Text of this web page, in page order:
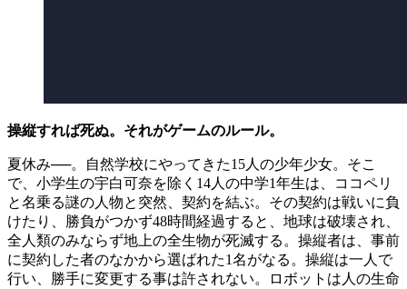
操縦すれば死ぬ。それがゲームのルール。
夏休み──。自然学校にやってきた15人の少年少女。そこ
で、小学生の宇白可奈を除く14人の中学1年生は、ココペリ
と名乗る謎の人物と突然、契約を結ぶ。その契約は戦いに負
けたり、勝負がつかず48時間経過すると、地球は破壊され、
全人類のみならず地上の全生物が死滅する。操縦者は、事前
に契約した者のなかから選ばれた1名がなる。操縦は一人で
行い、勝手に変更する事は許されない。ロボットは人の生命